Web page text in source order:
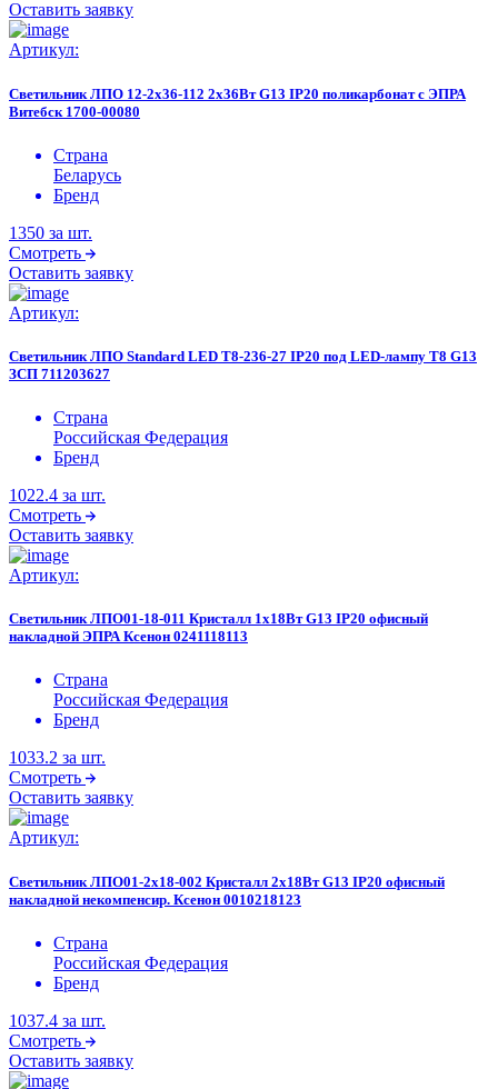
Оставить заявку
Артикул:
Светильник ЛПО 12-2х36-112 2х36Вт G13 IP20 поликарбонат с ЭПРА
Витебск 1700-00080
Страна
Беларусь
Бренд
1350 за шт.
Смотреть
Оставить заявку
Артикул:
Светильник ЛПО Standard LED Т8-236-27 IP20 под LED-лампу Т8 G13
ЗСП 711203627
Страна
Российская Федерация
Бренд
1022.4 за шт.
Смотреть
Оставить заявку
Артикул:
Светильник ЛПО01-18-011 Кристалл 1х18Вт G13 IP20 офисный
накладной ЭПРА Ксенон 0241118113
Страна
Российская Федерация
Бренд
1033.2 за шт.
Смотреть
Оставить заявку
Артикул:
Светильник ЛПО01-2х18-002 Кристалл 2х18Вт G13 IP20 офисный
накладной некомпенсир. Ксенон 0010218123
Страна
Российская Федерация
Бренд
1037.4 за шт.
Смотреть
Оставить заявку